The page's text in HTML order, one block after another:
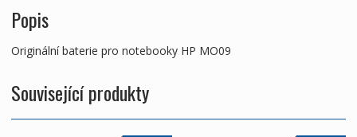
Popis
Originální baterie pro notebooky HP MO09
Související produkty